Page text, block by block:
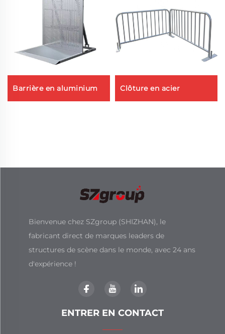
Barrière en aluminium Clôture en acier
Bienvenue chez SZgroup (SHIZHAN), le
fabricant direct de marques leaders de
structures de scène dans le monde, avec 24 ans
d'expérience !
ENTRER EN CONTACT